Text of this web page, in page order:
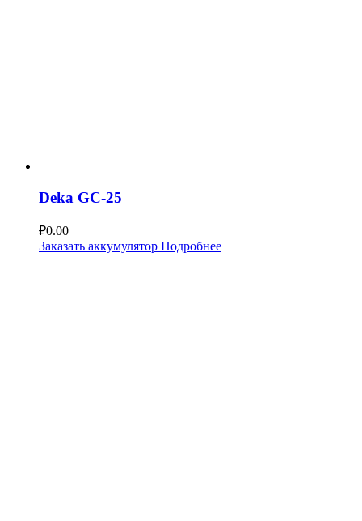
Deka GC-25
₽0.00
Заказать аккумулятор Подробнее